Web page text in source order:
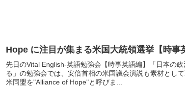
Hope に注目が集まる米国大統領選挙【時事
先日のVital English-英語勉強会【時事英語編】「日本の
る」の勉強会では、安倍首相の米国議会演説も素材とし
米同盟を"Alliance of Hope"と呼びま...